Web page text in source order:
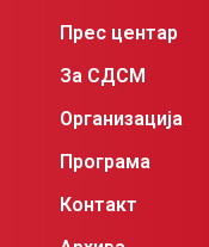
Прес центар
За СДСМ
Организација
Програма
Контакт